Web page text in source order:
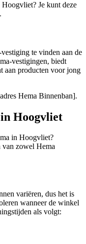
Je kunt deze
te vinden aan de
vestigingen, biedt
aan producten voor jong
Hema Binnenban].
Hoogvliet
in Hoogvliet?
van zowel Hema
variëren, dus het is
wanneer de winkel
als volgt: